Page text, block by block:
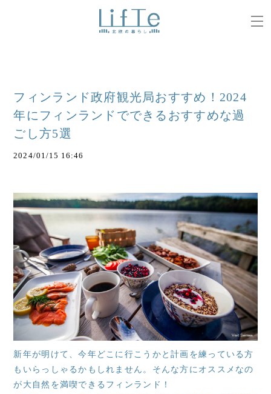
フィンランド政府観光局おすすめ！2024
年にフィンランドでできるおすすめな過
ごし方5選
2024/01/15 16:46
新年が明けて、今年どこに行こうかと計画を練っている方
もいらっしゃるかもしれません。そんな方にオススメなの
が大自然を満喫できるフィンランド！